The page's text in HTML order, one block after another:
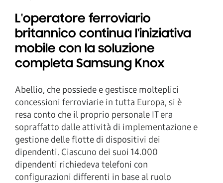
L'operatore ferroviario
britannico continua l'iniziativa
mobile con la soluzione
completa Samsung Knox
Abellio, che possiede e gestisce molteplici
concessioni ferroviarie in tutta Europa, si è
resa conto che il proprio personale IT era
sopraffatto dalle attività di implementazione e
gestione delle flotte di dispositivi dei
dipendenti. Ciascuno dei suoi 14.000
dipendenti richiedeva telefoni con
configurazioni differenti in base al ruolo